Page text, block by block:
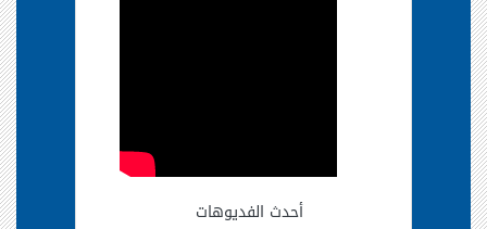
أحدث الفديوهات